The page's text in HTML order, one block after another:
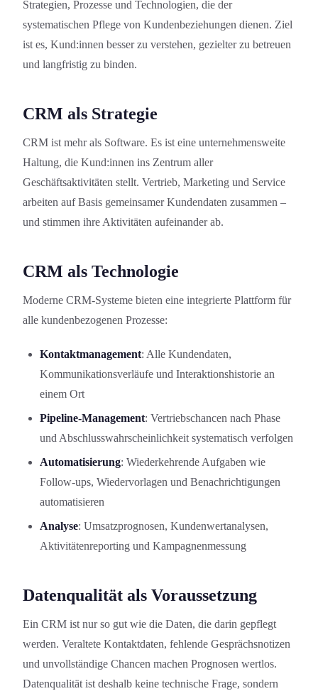
Strategien, Prozesse und Technologien, die der
systematischen Pflege von Kundenbeziehung­en dienen. Ziel
ist es, Kund:innen besser zu verstehen, gezielter zu betreuen
und langfristig zu binden.
CRM als Strategie
CRM ist mehr als Software. Es ist eine unternehmensweite
Haltung, die Kund:innen ins Zentrum aller
Geschäftsaktivität­en stellt. Vertrieb, Marketing und Service
arbeiten auf Basis gemeinsamer Kundendaten zusammen –
und stimmen ihre Aktivitäten aufeinander ab.
CRM als Technologie
Moderne CRM-Systeme bieten eine integrierte Plattform für
alle kundenbezogenen Prozesse:
Kontaktmanagement: Alle Kundendaten,
Kommunikationsverläufe und Interaktionshistorie an
einem Ort
Pipeline-Management: Vertriebschancen nach Phase
und Abschlusswahrscheinlichkeit systematisch verfolgen
Automatisierung: Wiederkehrende Aufgaben wie
Follow-ups, Wiedervorlagen und Benachrichtigungen
automatisieren
Analyse: Umsatzprognosen, Kundenwertanalysen,
Aktivitätenreporting und Kampagnenmessung
Datenqualität als Voraussetzung
Ein CRM ist nur so gut wie die Daten, die darin gepflegt
werden. Veraltete Kontaktdaten, fehlende Gesprächsnotizen
und unvollständige Chancen machen Prognosen wertlos.
Datenqualität ist deshalb keine technische Frage, sondern